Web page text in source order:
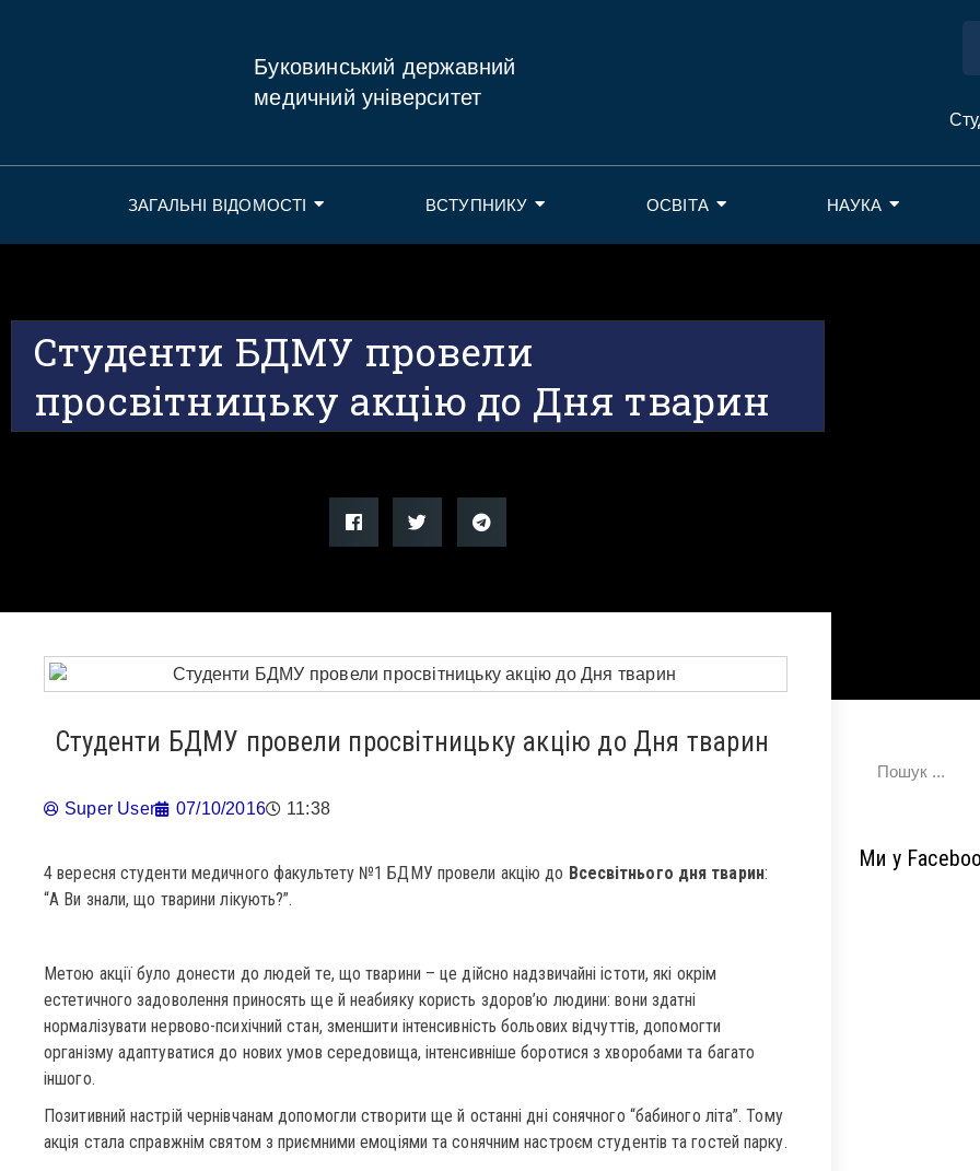
Буковинський державний
медичний університет
ЗАГАЛЬНІ ВІДОМОСТІ ВСТУПНИКУ ОСВІТА НАУКА
Студенти БДМУ провели
просвітницьку акцію до Дня тварин
Студенти БДМУ провели просвітницьку акцію до Дня тварин
Super User 07/10/2016 11:38
4 вересня студенти медичного факультету №1 БДМУ провели акцію до Всесвітнього дня тварин:
“А Ви знали, що тварини лікують?”.
Метою акції було донести до людей те, що тварини – це дійсно надзвичайні істоти, які окрім
естетичного задоволення приносять ще й неабияку користь здоров’ю людини: вони здатні
нормалізувати нервово-психічний стан, зменшити інтенсивність больових відчуттів, допомогти
організму адаптуватися до нових умов середовища, інтенсивніше боротися з хворобами та багато
іншого.
Позитивний настрій чернівчанам допомогли створити ще й останні дні сонячного “бабиного літа”. Тому
акція стала справжнім святом з приємними емоціями та сонячним настроєм студентів та гостей парку.
Ми у